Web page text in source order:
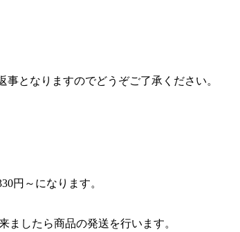
となりますのでどうぞご了承ください。
円～になります。
したら商品の発送を行います。